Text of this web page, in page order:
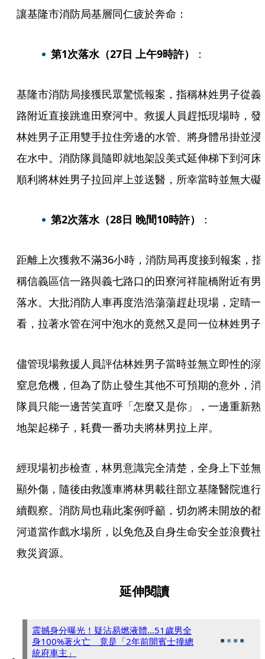
讓基隆市消防局基層同仁疲於奔命：
第1次落水（27日 上午9時許） ：
基隆市消防局接獲民眾驚慌報案，指稱林姓男子從義
路附近直接跳進田寮河中。救援人員趕抵現場時，發
林姓男子正用雙手拉住旁邊的水管、將身體吊掛並浸
在水中。消防隊員隨即就地架設美式延伸梯下到河床
順利將林姓男子拉回岸上並送醫，所幸當時並無大礙
第2次落水（28日 晚間10時許） ：
距離上次獲救不滿36小時，消防局再度接到報案，指
稱信義區信一路與義七路口的田寮河祥龍橋附近有男
落水。大批消防人車再度浩浩蕩蕩趕赴現場，定睛一
看，拉著水管在河中泡水的竟然又是同一位林姓男子
儘管現場救援人員評估林姓男子當時並無立即性的溺
窒息危機，但為了防止發生其他不可預期的意外，消
隊員只能一邊苦笑直呼「怎麼又是你」，一邊重新熟
地架起梯子，耗費一番功夫將林男拉上岸。
經現場初步檢查，林男意識完全清楚，全身上下並無
顯外傷，隨後由救護車將林男載往部立基隆醫院進行
續觀察。消防局也藉此案例呼籲，切勿將未開放的都
河道當作戲水場所，以免危及自身生命安全並浪費社
救災資源。
延伸閱讀
震撼身分曝光！疑沾易燃液體...51歲男全
身100%著火亡 竟是「2年前開賓士撞總
統府車主」